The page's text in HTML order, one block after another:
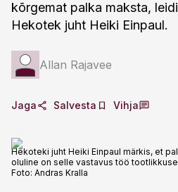
kõrgemat palka maksta,
Hekotek juht Heiki Einpaul.
Allan Rajavee
Jaga Salvesta Vihja
Hekoteki juht Heiki Einpaul märkis, et
oluline on selle vastavus töö
Foto: Andras Kralla